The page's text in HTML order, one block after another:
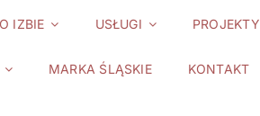
O IZBIE USŁUGI PROJEKTY
MARKA ŚLĄSKIE KONTAKT